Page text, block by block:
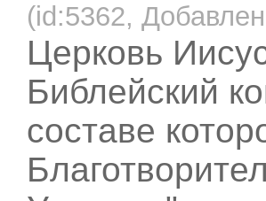
(id:5362,
Церковь
Библейский
составе